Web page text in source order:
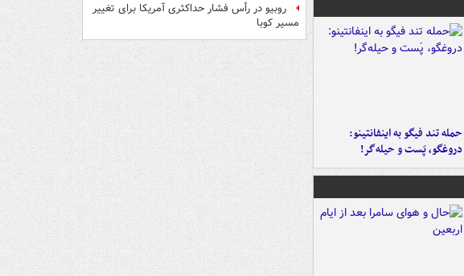
حمله تند فیگو به اینفانتینو:
دروغگو، پَست‌ و حیله‌گر!
روبیو در رأس فشار حداکثری آمریکا برای تغییر
مسیر کوبا